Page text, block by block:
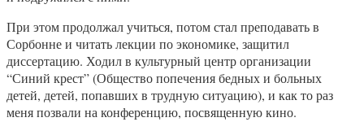
При этом продолжал учиться, потом стал преподавать в
Сорбонне и читать лекции по экономике, защитил
диссертацию. Ходил в культурный центр организации
“Синий крест” (Общество попечения бедных и больных
детей, детей, попавших в трудную ситуацию), и как то раз
меня позвали на конференцию, посвященную кино.